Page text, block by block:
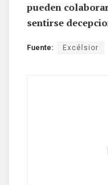
pueden
sentirse
Fuente: Excélsior